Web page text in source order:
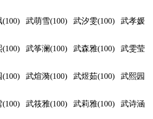
(100) 武萌雪(100) 武汐雯(100) 武孝媛
(100) 武筝澜(100) 武森雅(100) 武雯莹
武煊漪(100) 武煜茹(100) 武熙园
(100) 武筱雅(100) 武莉雅(100) 武诗涵